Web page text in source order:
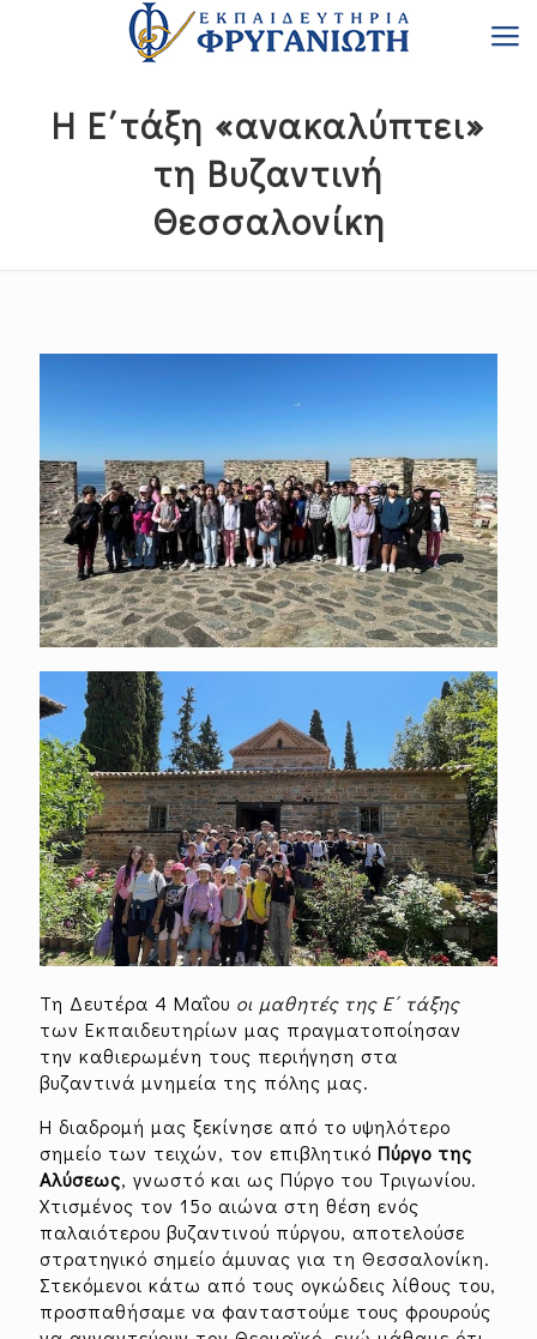
Η Ε΄τάξη «ανακαλύπτει»
τη Βυζαντινή
Θεσσαλονίκη
Τη Δευτέρα 4 Μαΐου οι μαθητές της Ε΄ τάξης
των Εκπαιδευτηρίων μας πραγματοποίησαν
την καθιερωμένη τους περιήγηση στα
βυζαντινά μνημεία της πόλης μας.
Η διαδρομή μας ξεκίνησε από το υψηλότερο
σημείο των τειχών, τον επιβλητικό Πύργο της
Αλύσεως, γνωστό και ως Πύργο του Τριγωνίου.
Χτισμένος τον 15ο αιώνα στη θέση ενός
παλαιότερου βυζαντινού πύργου, αποτελούσε
στρατηγικό σημείο άμυνας για τη Θεσσαλονίκη.
Στεκόμενοι κάτω από τους ογκώδεις λίθους του,
προσπαθήσαμε να φανταστούμε τους φρουρούς